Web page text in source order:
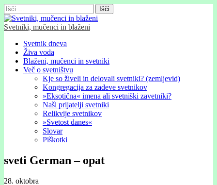
Išči:
Svetniki, mučenci in blaženi
Glavni
meni
Skip
content
Svetnik dneva
Živa voda
Blaženi, mučenci in svetniki
Več o svetništvu
Kje so živeli in delovali svetniki? (zemljevid)
Kongregacija za zadeve svetnikov
»Eksotična« imena ali svetniški zavetniki?
Naši prijatelji svetniki
Relikvije svetnikov
»Svetost danes«
Slovar
Piškotki
sveti German – opat
28. oktobra